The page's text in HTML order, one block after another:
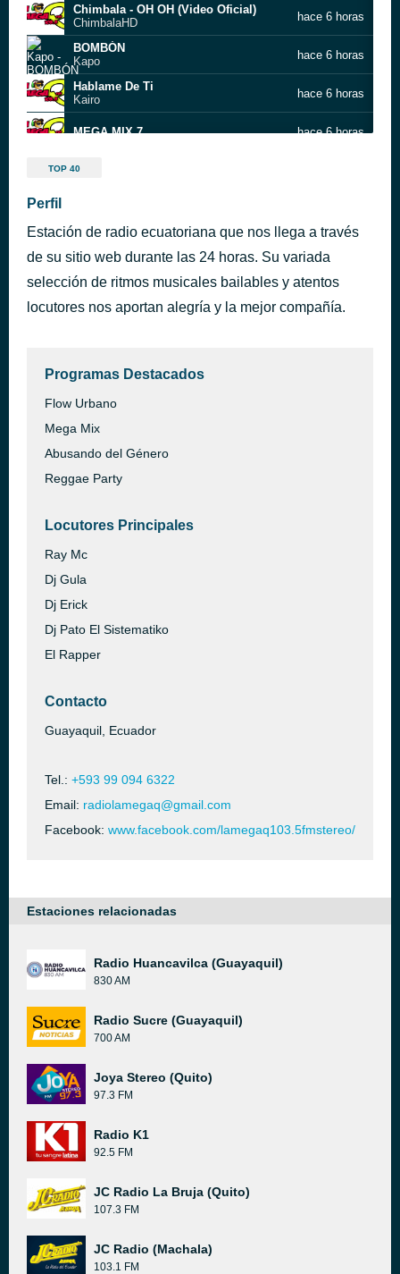
Chimbala - OH OH (Video Oficial)
ChimbalaHD
hace 6 horas
BOMBÓN
Kapo
hace 6 horas
Hablame De Ti
Kairo
hace 6 horas
MEGA MIX 7 hace 6 horas
MEGA MIX 8
Sucursal - Vers. Extended
hace 9 horas
TOP 40
Perfil
Estación de radio ecuatoriana que nos llega a través
de su sitio web durante las 24 horas. Su variada
selección de ritmos musicales bailables y atentos
locutores nos aportan alegría y la mejor compañía.
Programas Destacados
Flow Urbano
Mega Mix
Abusando del Género
Reggae Party
Locutores Principales
Ray Mc
Dj Gula
Dj Erick
Dj Pato El Sistematiko
El Rapper
Contacto
Guayaquil, Ecuador
Tel.: +593 99 094 6322
Email: radiolamegaq@gmail.com
Facebook: www.facebook.com/lamegaq103.5fmstereo/
Estaciones relacionadas
Radio Huancavilca (Guayaquil)
830 AM
Radio Sucre (Guayaquil)
700 AM
Joya Stereo (Quito)
97.3 FM
Radio K1
92.5 FM
JC Radio La Bruja (Quito)
107.3 FM
JC Radio (Machala)
103.1 FM